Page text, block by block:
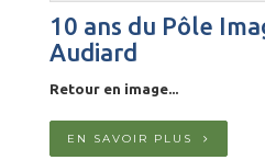
10 ans du Pôle
Audiard
Retour en image...
EN SAVOIR PLUS